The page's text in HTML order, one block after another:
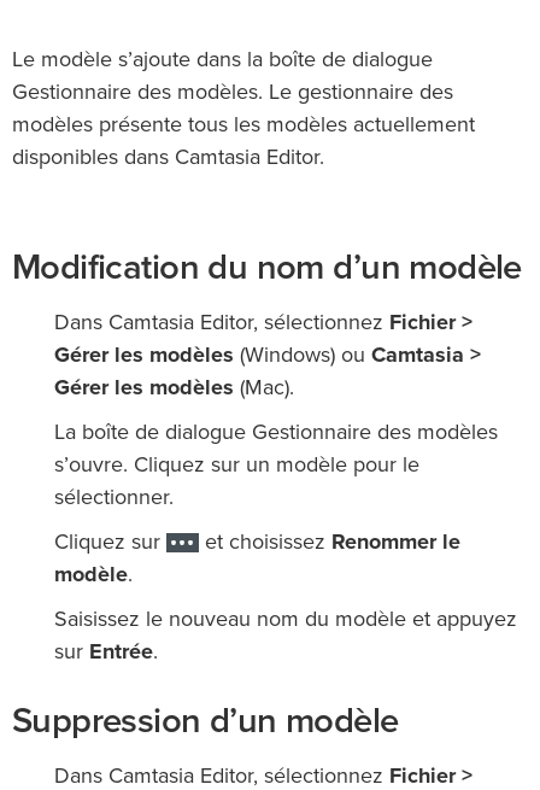
Le modèle s’ajoute dans la boîte de dialogue
Gestionnaire des modèles. Le gestionnaire des
modèles présente tous les modèles actuellement
disponibles dans Camtasia Editor.
Modification du nom d’un modèle
Dans Camtasia Editor, sélectionnez Fichier >
Gérer les modèles (Windows) ou Camtasia >
Gérer les modèles (Mac).
La boîte de dialogue Gestionnaire des modèles
s’ouvre. Cliquez sur un modèle pour le
sélectionner.
Cliquez sur et choisissez Renommer le
modèle.
Saisissez le nouveau nom du modèle et appuyez
sur Entrée.
Suppression d’un modèle
Dans Camtasia Editor, sélectionnez Fichier >